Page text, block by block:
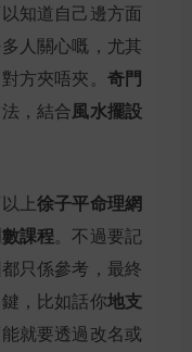
知道自己邊方面
人關心嘅，尤其
方夾唔夾。 奇門
，結合風水擺設
上徐子平命理網
課程。不過要記
都只係參考，最終
，比如話你地支
就要透過改名或